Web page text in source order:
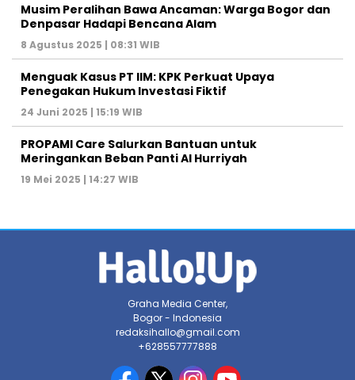
Musim Peralihan Bawa Ancaman: Warga Bogor dan
Denpasar Hadapi Bencana Alam
8 Agustus 2025 | 08:31 WIB
Menguak Kasus PT IIM: KPK Perkuat Upaya
Penegakan Hukum Investasi Fiktif
24 Juni 2025 | 15:19 WIB
PROPAMI Care Salurkan Bantuan untuk
Meringankan Beban Panti Al Hurriyah
19 Mei 2025 | 14:27 WIB
Graha Media Center,
Bogor - Indonesia
redaksihallo@gmail.com
+628557777888